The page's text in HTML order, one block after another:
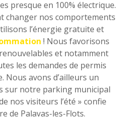
presque en 100% électrique.
changer nos comportements
l’énergie gratuite et
! Nous favorisons
et notamment
les demandes de permis
Nous avons d’ailleurs un
sur notre parking municipal
nos visiteurs l’été » confie
de Palavas-les-Flots.